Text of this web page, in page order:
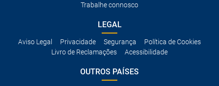
Trabalhe connosco
LEGAL
Aviso Legal Privacidade Segurança
Política de Cookies
Livro de Reclamações
Acessibilidade
OUTROS PAÍSES